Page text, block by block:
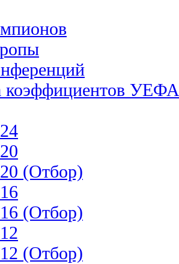
коэффициентов УЕФА
(Отбор)
(Отбор)
(Отбор)